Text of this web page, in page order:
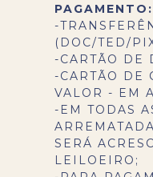
PAGAMENTO:
-
(DOC/TED/
-CARTÃO DE
-CARTÃO DE
VALOR - EM
-EM TODAS
SERÁ
LEILOEIRO;